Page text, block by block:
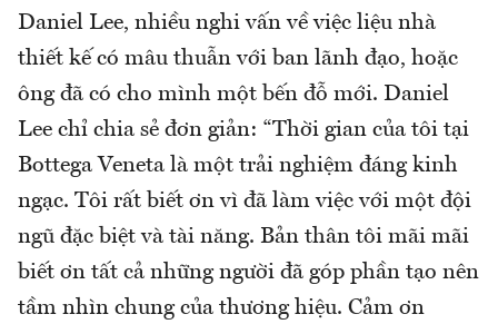
Daniel Lee, nhiều nghi vấn về việc liệu nhà
thiết kế có mâu thuẫn với ban lãnh đạo, hoặc
ông đã có cho mình một bến đỗ mới. Daniel
Lee chỉ chia sẻ đơn giản: “Thời gian của tôi tại
Bottega Veneta là một trải nghiệm đáng kinh
ngạc. Tôi rất biết ơn vì đã làm việc với một đội
ngũ đặc biệt và tài năng. Bản thân tôi mãi mãi
biết ơn tất cả những người đã góp phần tạo nên
tầm nhìn chung của thương hiệu. Cảm ơn